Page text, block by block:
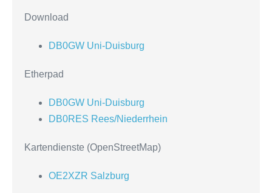
Download
DB0GW Uni-Duisburg
Etherpad
DB0GW Uni-Duisburg
DB0RES Rees/Niederrhein
Kartendienste (OpenStreetMap)
OE2XZR Salzburg